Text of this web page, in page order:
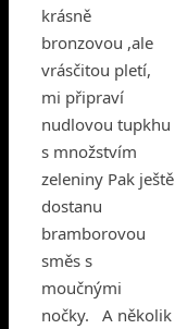
krásně
bronzovou ,ale
vrásčitou pletí,
mi připraví
nudlovou tupkhu
s množstvím
zeleniny Pak ještě
dostanu
bramborovou
směs s
moučnými
nočky. A několik